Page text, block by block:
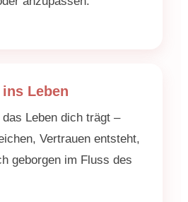
ins Leben
Leben dich trägt –
Vertrauen entsteht,
geborgen im Fluss des